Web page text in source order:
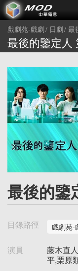
戲劇苑-戲劇 日劇 最
最後的鑒定人
最後的鑒
目錄路徑 戲劇苑-
演員
藤木直
平,栗原